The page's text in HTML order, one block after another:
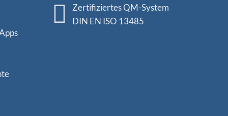
Zertifiziertes QM-System
DIN EN ISO 13485